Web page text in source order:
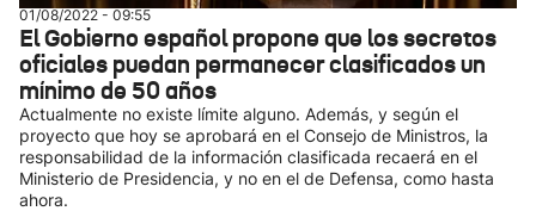
01/08/2022 - 09:55
El Gobierno español propone que los secretos
oficiales puedan permanecer clasificados un
mínimo de 50 años
Actualmente no existe límite alguno. Además, y según el
proyecto que hoy se aprobará en el Consejo de Ministros, la
responsabilidad de la información clasificada recaerá en el
Ministerio de Presidencia, y no en el de Defensa, como hasta
ahora.